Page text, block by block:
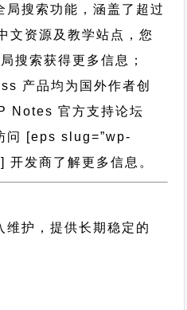
局搜索功能，涵盖了超过
资源及教学站点，您
搜索获得更多信息；
产品均为国外作者创
Notes 官方支持论坛
问 [eps slug=”wp-
发商了解更多信息。
维护，提供长期稳定的